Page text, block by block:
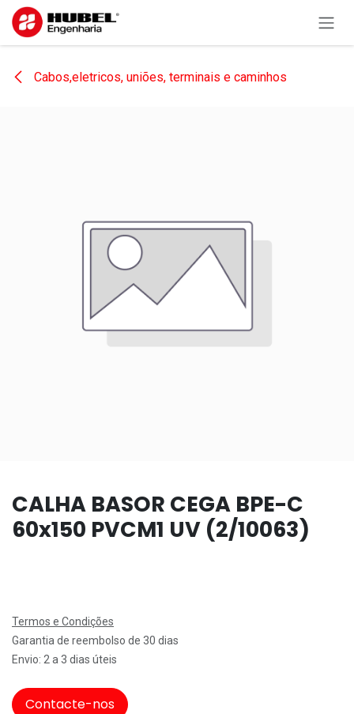
Pular para o conteúdo
Cabos,eletricos, uniões, terminais e caminhos
CALHA BASOR CEGA BPE-C
60x150 PVCM1 UV (2/10063)
Termos e Condições
Garantia de reembolso de 30 dias
Envio: 2 a 3 dias úteis
Contacte-nos